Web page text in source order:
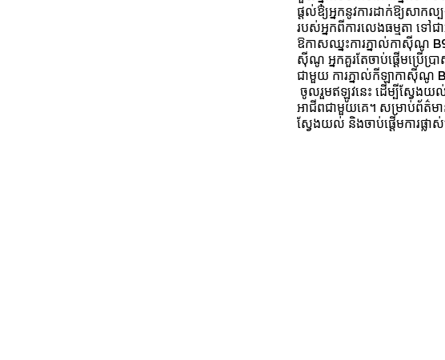
ផ្តល់ឱ្យអ្នកនូវការដាក់ឱ្យសាកល្
របស់អ្នកពីការលេងធម្មតា ទៅ
ឱកាសឈ្នះការភ្នាល់កាស៊ីណូ
ស៊ីណូ អ្នកគួរតែចាប់ផ្ដើមប្រើ
ជាមួយ ការភ្នាល់កីឡាកាស៊ីណូ
ចូលរួមឥឡូវនេះ ដើម្បីស្វែង
អាជីពជាមួយគេ។ សម្រាប់ព័ត៌ម
ស្វែងយល់ និងចាប់ផ្ដើមការផ្លាស់